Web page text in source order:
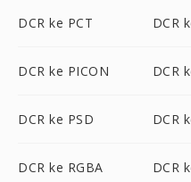
DCR ke PCT DCR
DCR ke PICON DCR
DCR ke PSD DCR
DCR ke RGBA DCR